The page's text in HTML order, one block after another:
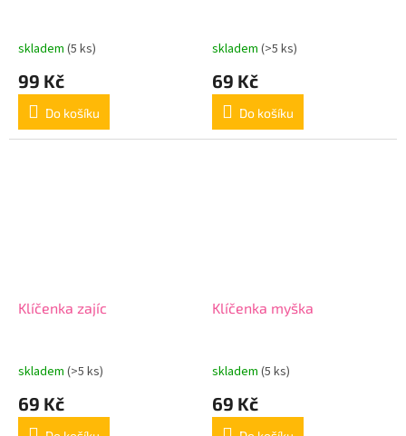
skladem (5 ks)
99 Kč
Do košíku
skladem (>5 ks)
69 Kč
Do košíku
Klíčenka zajíc
skladem (>5 ks)
69 Kč
Klíčenka myška
skladem (5 ks)
69 Kč